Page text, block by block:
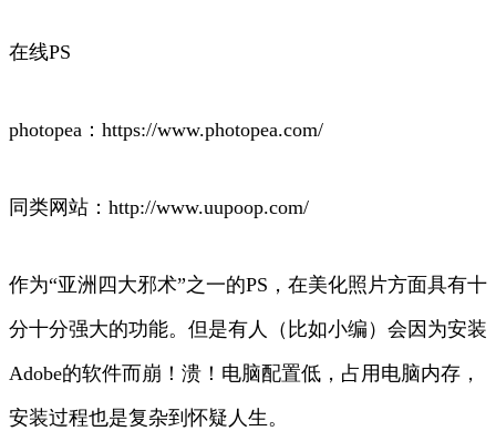
在线PS
photopea：https://www.photopea.com/
同类网站：http://www.uupoop.com/
作为“亚洲四大邪术”之一的PS，在美化照片方面具有十
分十分强大的功能。但是有人（比如小编）会因为安装
Adobe的软件而崩！溃！电脑配置低，占用电脑内存，
安装过程也是复杂到怀疑人生。